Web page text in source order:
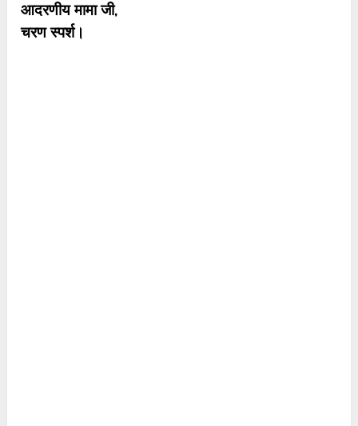
आदरणीय मामा जी,
चरण स्पर्श।